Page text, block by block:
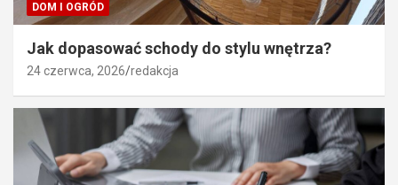
DOM I OGRÓD
Jak dopasować schody do stylu wnętrza?
24 czerwca, 2026 redakcja